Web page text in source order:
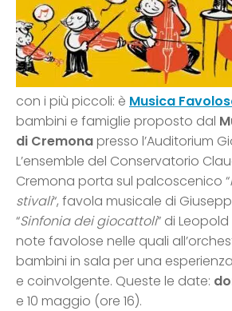
con i più piccoli: è Musica
bambini e famiglie proposto dal
di Cremonapresso l’Auditorium
L’ensemble del Conservatorio
Cremona porta sul palcoscenico “
stivali“, favola musicale di
“Sinfonia dei giocattoli” di
note favolose nelle quali
bambini in sala per una
e coinvolgente. Queste le date:
e 10 maggio (ore 16).